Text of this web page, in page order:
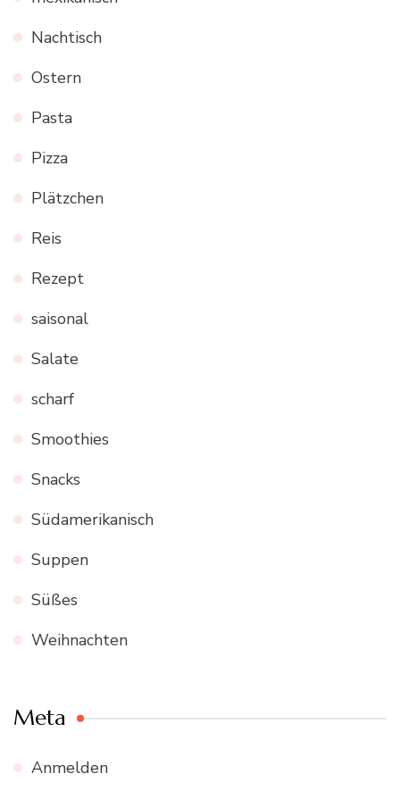
Nachtisch
Ostern
Pasta
Pizza
Plätzchen
Reis
Rezept
saisonal
Salate
scharf
Smoothies
Snacks
Südamerikanisch
Suppen
Süßes
Weihnachten
Meta
Anmelden